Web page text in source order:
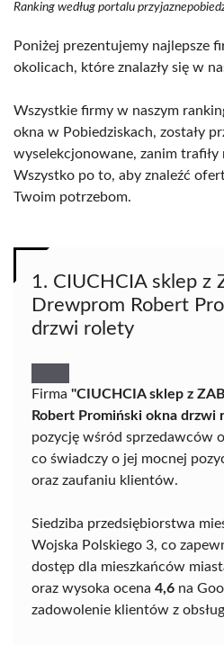
Ranking według portalu
Poniżej prezentujemy najlepsze
okolicach, które znalazły się w
Wszystkie firmy w naszym
okna w Pobiedziskach, zostały
wyselekcjonowane, zanim trafiły
Wszystko po to, aby znaleźć
Twoim potrzebom.
1. CIUCHCIA sklep z
Drewprom Robert
drzwi rolety
Firma "CIUCHCIA sklep z
Robert Promiński okna drzwi
pozycję wśród sprzedawców
co świadczy o jej mocnej
oraz zaufaniu klientów.
Siedziba przedsiębiorstwa
Wojska Polskiego 3, co
dostęp dla mieszkańców
oraz wysoka ocena 4,6 na
zadowolenie klientów z